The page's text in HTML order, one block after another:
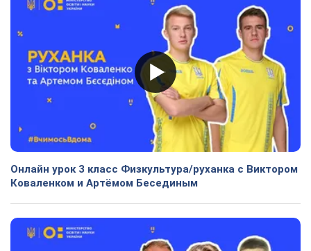
Онлайн урок 3 класс Физкультура/руханка с Виктором
Коваленком и Артёмом Бесединым